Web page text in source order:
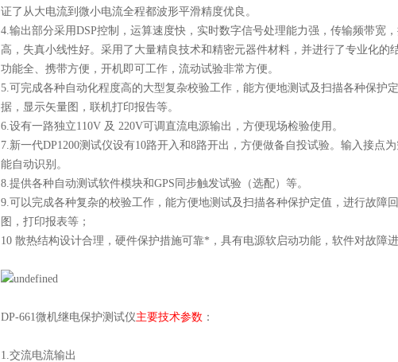
证了从大电流到微小电流全程都波形平滑精度优良。
4.输出部分采用DSP控制，运算速度快，实时数字信号处理能力强，传输频带宽
高，失真小线性好。采用了大量精良技术和精密元器件材料，并进行了专业化的
功能全、携带方便，开机即可工作，流动试验非常方便。
5.可完成各种自动化程度高的大型复杂校验工作，能方便地测试及扫描各种保护
据，显示矢量图，联机打印报告等。
6.设有一路独立110V 及 220V可调直流电源输出，方便现场检验使用。
7.新一代DP1200测试仪设有10路开入和8路开出，方便做备自投试验。输入接点
能自动识别。
8.提供各种自动测试软件模块和GPS同步触发试验（选配）等。
9.可以完成各种复杂的校验工作，能方便地测试及扫描各种保护定值，进行故障
图，打印报表等；
10 散热结构设计合理，硬件保护措施可靠*，具有电源软启动功能，软件对故障
DP-661微机继电保护测试仪主要技术参数 ：
1.交流电流输出